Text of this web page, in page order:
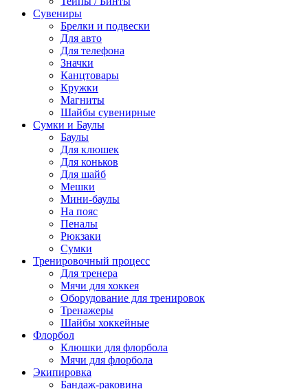
Сувениры
Брелки и подвески
Для авто
Для телефона
Значки
Канцтовары
Кружки
Магниты
Шайбы сувенирные
Сумки и Баулы
Баулы
Для клюшек
Для коньков
Для шайб
Мешки
Мини-баулы
На пояс
Пеналы
Рюкзаки
Сумки
Тренировочный процесс
Для тренера
Мячи для хоккея
Оборудование для тренировок
Тренажеры
Шайбы хоккейные
Флорбол
Клюшки для флорбола
Мячи для флорбола
Экипировка
Бандаж-раковина